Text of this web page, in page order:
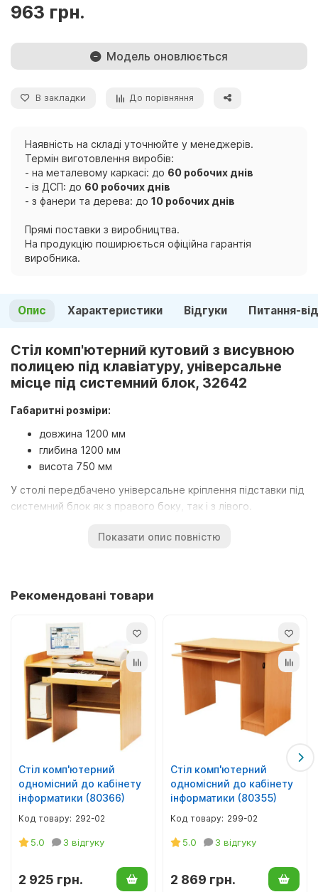
963 грн.
Модель оновлюється
В закладки До порівняння
Наявність на складі уточнюйте у менеджерів.
Термін виготовлення виробів:
- на металевому каркасі: до 60 робочих днів
- із ДСП: до 60 робочих днів
- з фанери та дерева: до 10 робочих днів
Прямі поставки з виробництва.
На продукцію поширюється офіційна гарантія
виробника.
Опис Характеристики Відгуки Питання-
Стіл комп'ютерний кутовий з висувною
полицею під клавіатуру, універсальне
місце під системний блок, 32642
Габаритні розміри:
довжина 1200 мм
глибина 1200 мм
висота 750 мм
У столі передбачено універсальне кріплення підставки під
системний блок як з правого боку, так і з лівого.
Виконано згідно з ДСТУ, має відповідні сертифікати та
Показати опис повністю
Рекомендовані товари
Стіл комп'ютерний
одномісний до кабінету
інформатики (80366)
292-02
5.0 3 відгуку
2 925 грн.
Стіл комп'ютерний
одномісний до кабінету
інформатики (80355)
299-02
5.0 3 відгуку
2 869 грн.